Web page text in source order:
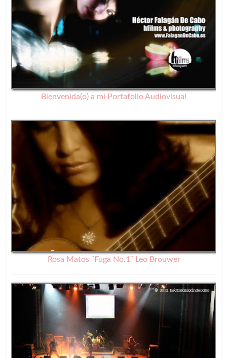
Bienvenida(o) a mi Portafolio Audiovisual
Rosa Matos ¨Fuga No.1¨ Leo Brouwer